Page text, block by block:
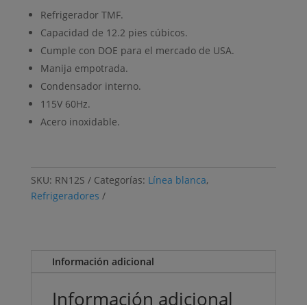
Refrigerador TMF.
Capacidad de 12.2 pies cúbicos.
Cumple con DOE para el mercado de USA.
Manija empotrada.
Condensador interno.
115V 60Hz.
Acero inoxidable.
SKU: RN12S Categorías: Línea blanca,
Refrigeradores
Información adicional
Información adicional